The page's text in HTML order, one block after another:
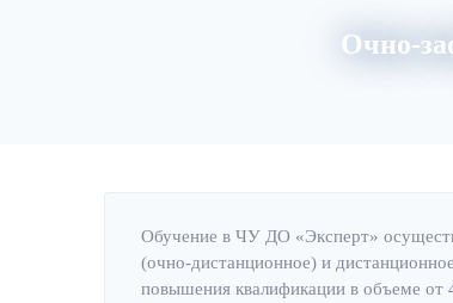
Очно-
Обучение в ЧУ ДО «Эксперт»
(очно-дистанционное) и
повышения квалификации в объеме от